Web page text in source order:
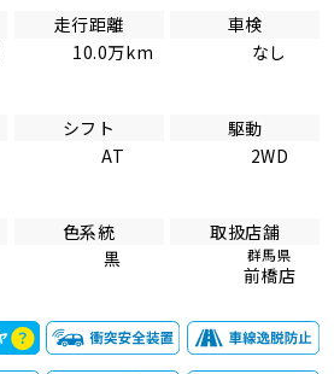
走行距離
10.0万km
車検
なし
シフト
AT
駆動
2WD
色系統
黒
取扱店舗
群馬県
前橋店